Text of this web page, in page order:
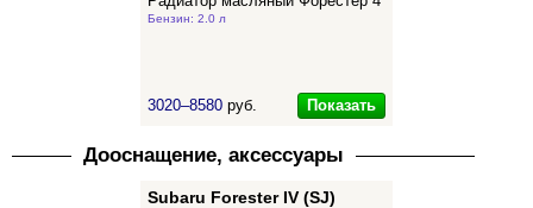
Бензин: 2.0 л
3020–8580 руб. Показать
Дооснащение, аксессуары
Subaru Forester IV (SJ)